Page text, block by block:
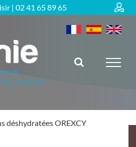
| 02 41 65 89 65
déshydratées OREXCY